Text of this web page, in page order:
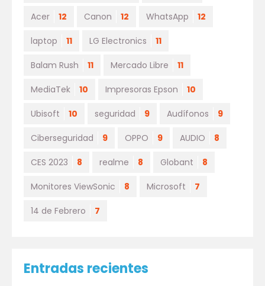
Acer 12 Canon 12 WhatsApp 12
laptop 11 LG Electronics 11
Balam Rush 11 Mercado Libre 11
MediaTek 10 Impresoras Epson 10
Ubisoft 10 seguridad 9 Audífonos 9
Ciberseguridad 9 OPPO 9 AUDIO 8
CES 2023 8 realme 8 Globant 8
Monitores ViewSonic 8 Microsoft 7
14 de Febrero 7
Entradas recientes